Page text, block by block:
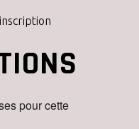
pour cette